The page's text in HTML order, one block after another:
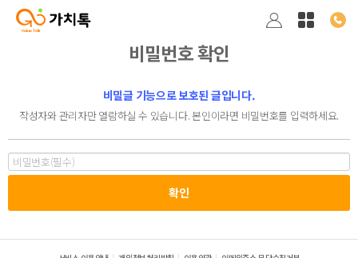
비밀번호 확인
비밀글 기능으로 보호된 글입니다.
작성자와 관리자만 열람하실 수 있습니다. 본인이라면 비밀번호를 입력하세요.